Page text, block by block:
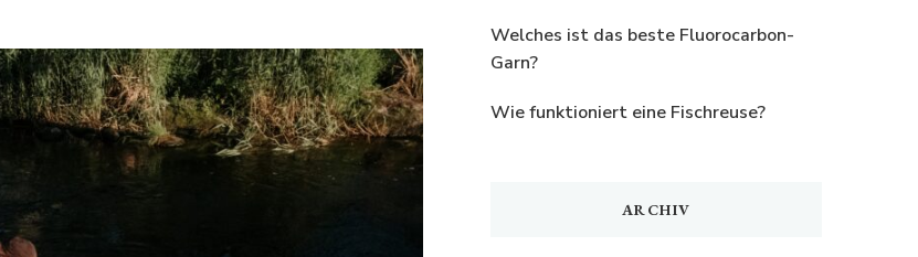
Welches ist das beste Fluorocarbon-
Garn?
Wie funktioniert eine Fischreuse?
ARCHIV